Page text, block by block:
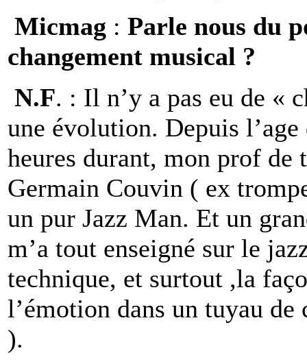
Micmag : Parle nous du
changement musical ?
N.F. : Il n’y a pas eu de «
une évolution. Depuis
heures durant, mon prof de
Germain Couvin ( ex
un pur Jazz Man. Et un
m’a tout enseigné sur le
technique, et surtout ,la
l’émotion dans un tuyau
).